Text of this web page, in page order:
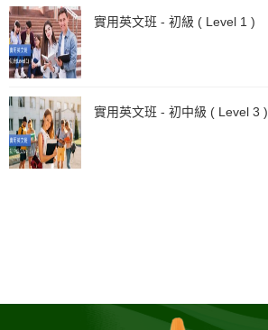
實用英文班 - 初級 ( Level 1 )
實用英文班 - 初中級 ( Level 3 )